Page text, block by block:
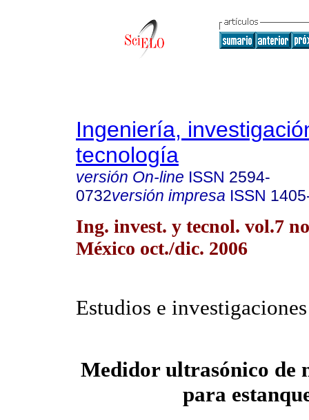
Ingeniería,
tecnología
versión On-line ISSN 2594-
0732versión impresa ISSN
Ing. invest. y tecnol. vol.7
México oct./dic. 2006
Estudios e
Medidor ultrasónico de
para